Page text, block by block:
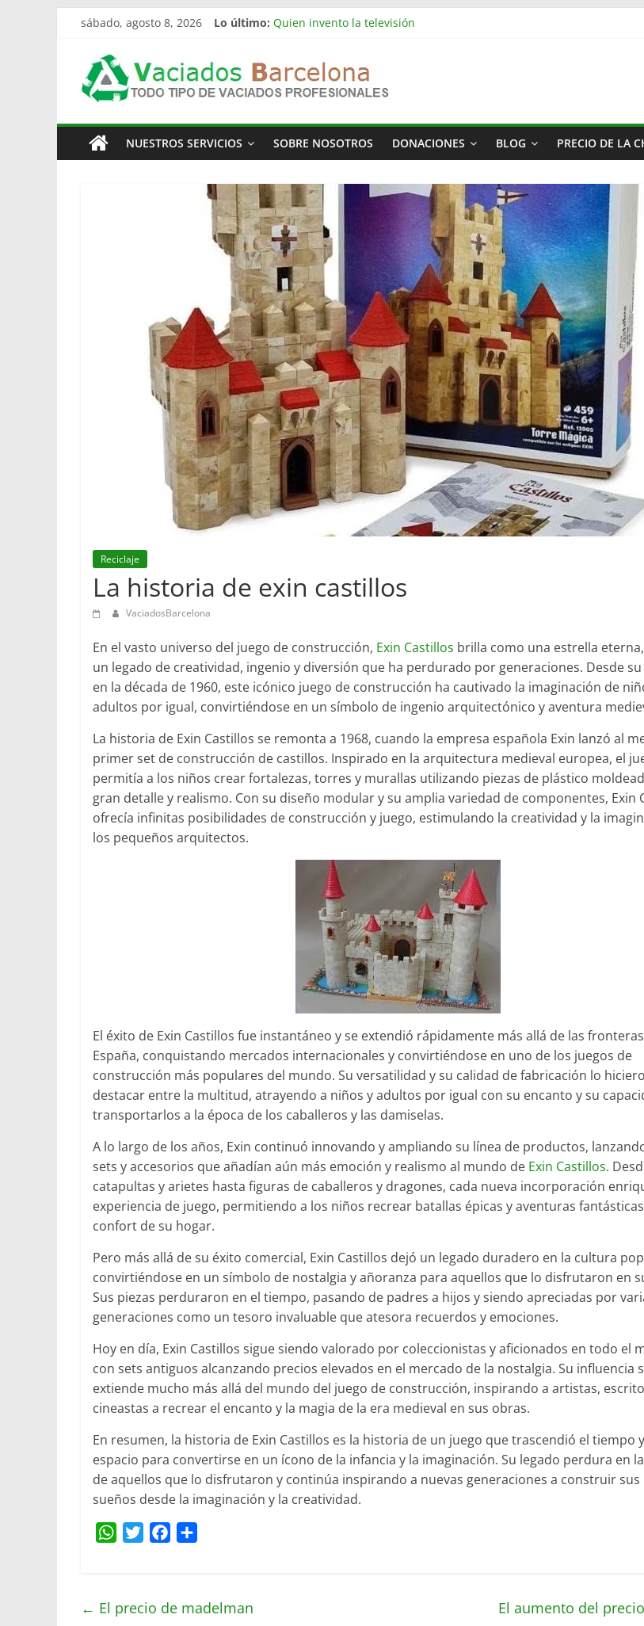
Saltar
contenido
sábado, agosto 8, 2026 Lo último: Quien invento la televisión
Vaciamos Masías: vaciado de pisos, locales, naves y propiedades
La televisión más cara del mundo
Vaciado
Pisos
Barcelona
NUESTROS SERVICIOS SOBRE NOSOTROS DONACIONES BLOG PRECIO DE LA
Reciclaje
La historia de exin castillos
VaciadosBarcelona
En el vasto universo del juego de construcción, Exin Castillos brilla como una estrella
un legado de creatividad, ingenio y diversión que ha perdurado por generaciones. Desde
en la década de 1960, este icónico juego de construcción ha cautivado la imaginación de
adultos por igual, convirtiéndose en un símbolo de ingenio arquitectónico y aventura
La historia de Exin Castillos se remonta a 1968, cuando la empresa española Exin lanzó al
primer set de construcción de castillos. Inspirado en la arquitectura medieval europea, el
permitía a los niños crear fortalezas, torres y murallas utilizando piezas de plástico
gran detalle y realismo. Con su diseño modular y su amplia variedad de componentes, Exin
ofrecía infinitas posibilidades de construcción y juego, estimulando la creatividad y la
los pequeños arquitectos.
El éxito de Exin Castillos fue instantáneo y se extendió rápidamente más allá de las
España, conquistando mercados internacionales y convirtiéndose en uno de los juegos de
construcción más populares del mundo. Su versatilidad y su calidad de fabricación lo
destacar entre la multitud, atrayendo a niños y adultos por igual con su encanto y su
transportarlos a la época de los caballeros y las damiselas.
A lo largo de los años, Exin continuó innovando y ampliando su línea de productos,
sets y accesorios que añadían aún más emoción y realismo al mundo de Exin Castillos.
catapultas y arietes hasta figuras de caballeros y dragones, cada nueva incorporación
experiencia de juego, permitiendo a los niños recrear batallas épicas y aventuras
confort de su hogar.
Pero más allá de su éxito comercial, Exin Castillos dejó un legado duradero en la cultura
convirtiéndose en un símbolo de nostalgia y añoranza para aquellos que lo disfrutaron en
Sus piezas perduraron en el tiempo, pasando de padres a hijos y siendo apreciadas por
generaciones como un tesoro invaluable que atesora recuerdos y emociones.
Hoy en día, Exin Castillos sigue siendo valorado por coleccionistas y aficionados en todo el
con sets antiguos alcanzando precios elevados en el mercado de la nostalgia. Su influencia
extiende mucho más allá del mundo del juego de construcción, inspirando a artistas,
cineastas a recrear el encanto y la magia de la era medieval en sus obras.
En resumen, la historia de Exin Castillos es la historia de un juego que trascendió el tiempo
espacio para convertirse en un ícono de la infancia y la imaginación. Su legado perdura en
de aquellos que lo disfrutaron y continúa inspirando a nuevas generaciones a construir
sueños desde la imaginación y la creatividad.
W
s
t
b
a
← El precio de madelman El aumento del